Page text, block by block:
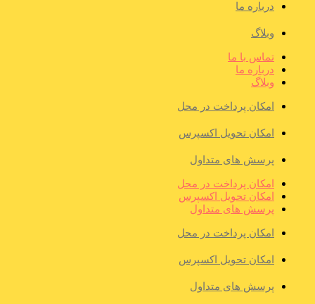
درباره ما
وبلاگ
تماس با ما
درباره ما
وبلاگ
امکان پرداخت در محل
امکان تحویل اکسپرس
پرسش های متداول
امکان پرداخت در محل
امکان تحویل اکسپرس
پرسش های متداول
امکان پرداخت در محل
امکان تحویل اکسپرس
پرسش های متداول